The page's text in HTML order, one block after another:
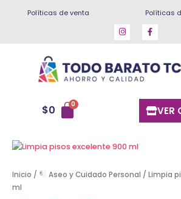
Políticas de venta Políticas
$0 VER
Inicio / Aseo y Cuidado Personal / Limpia
ml
Limpia
excelente
900